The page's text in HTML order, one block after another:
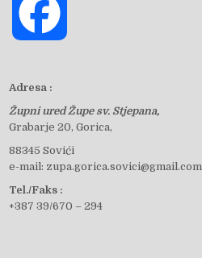
c
Adresa :
Župni ured Župe sv. Stjepana,
Grabarje 20, Gorica,
88345 Sovići
e-mail: zupa.gorica.sovici@gmail.com
Tel./Faks :
+387 39/670 – 294